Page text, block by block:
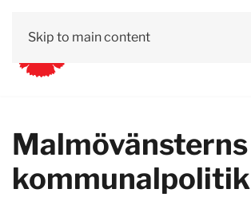
Skip to main content
Malmövänsterns
kommunalpolitik